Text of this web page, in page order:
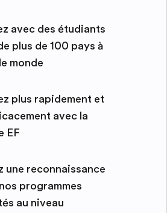
avec des étudiants
plus de 100 pays à
monde
plus rapidement et
avec la
EF
une reconnaissance
programmes
au niveau